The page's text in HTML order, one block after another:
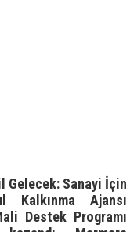
Gelecek: Sanayi İçin
Kalkınma Ajansı
Destek Programı